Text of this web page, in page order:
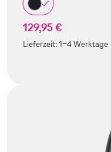
129,95 €
Lieferzeit:1-4 Werktage